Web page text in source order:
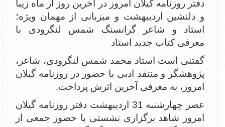
دفتر روزنامه گیلان امروز در آخرین روز از ماه زیبا
و دلنشین اردیبهشت و میزبانی از مهمان ویژه؛
استاد و شاعر گرانسنگ شمس لنگرودی با
معرفی کتاب جدید استاد
گفتنی است استاد محمد شمس لنگرودی، شاعر،
پژوهشگر و منتقد ادبی با حضور در روزنامه گیلان
امروز، به معرفی آخرین اثرش پرداخت.
عصر چهارشنبه 31 اردیبهشت دفتر روزنامه گیلان
امروز شاهد برگزاری نشستی با حضور جمعی از